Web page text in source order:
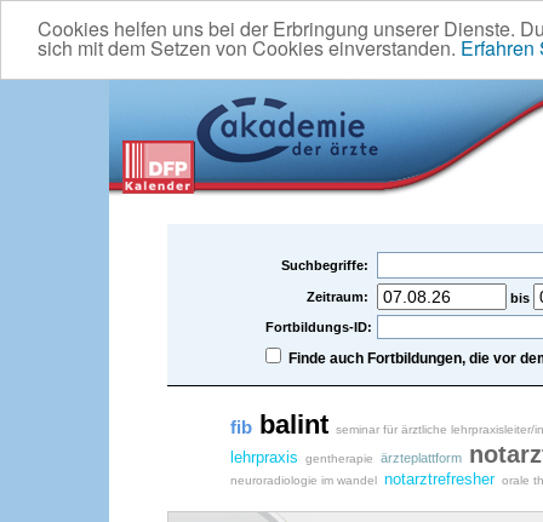
Cookies helfen uns bei der Erbringung unserer Dienste.
sich mit dem Setzen von Cookies einverstanden. Erfahren
Suchbegriffe:
Zeitraum:
bis
Fortbildungs-ID:
Finde auch Fortbildungen, die vor
fib balint seminar für ärztliche lehrpraxisleiter/
lehrpraxis gentherapie ärzteplattform
neuroradiologie im wandel notarztrefresher orale